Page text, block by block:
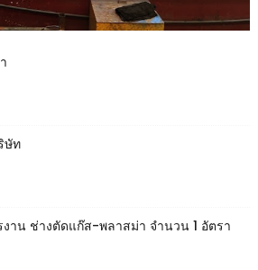
ษัท
าน ช่างตัดแก๊ส-พลาสม่า จำนวน 1 อัตรา